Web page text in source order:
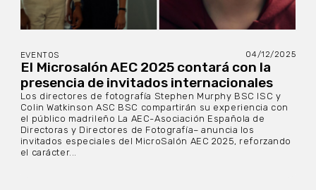
EVENTOS 04/12/2025
El Microsalón AEC 2025 contará con la
presencia de invitados internacionales
Los directores de fotografía Stephen Murphy BSC ISC y
Colin Watkinson ASC BSC compartirán su experiencia con
el público madrileño La AEC-Asociación Española de
Directoras y Directores de Fotografía– anuncia los
invitados especiales del MicroSalón AEC 2025, reforzando
el carácter...